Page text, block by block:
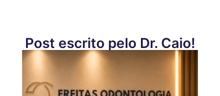
Post escrito pelo Dr. Caio!